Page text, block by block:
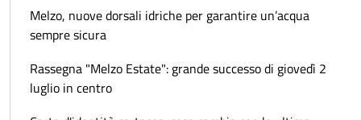
Melzo, nuove dorsali idriche per garantire un’acqua
sempre sicura
Rassegna "Melzo Estate": grande successo di giovedì 2
luglio in centro